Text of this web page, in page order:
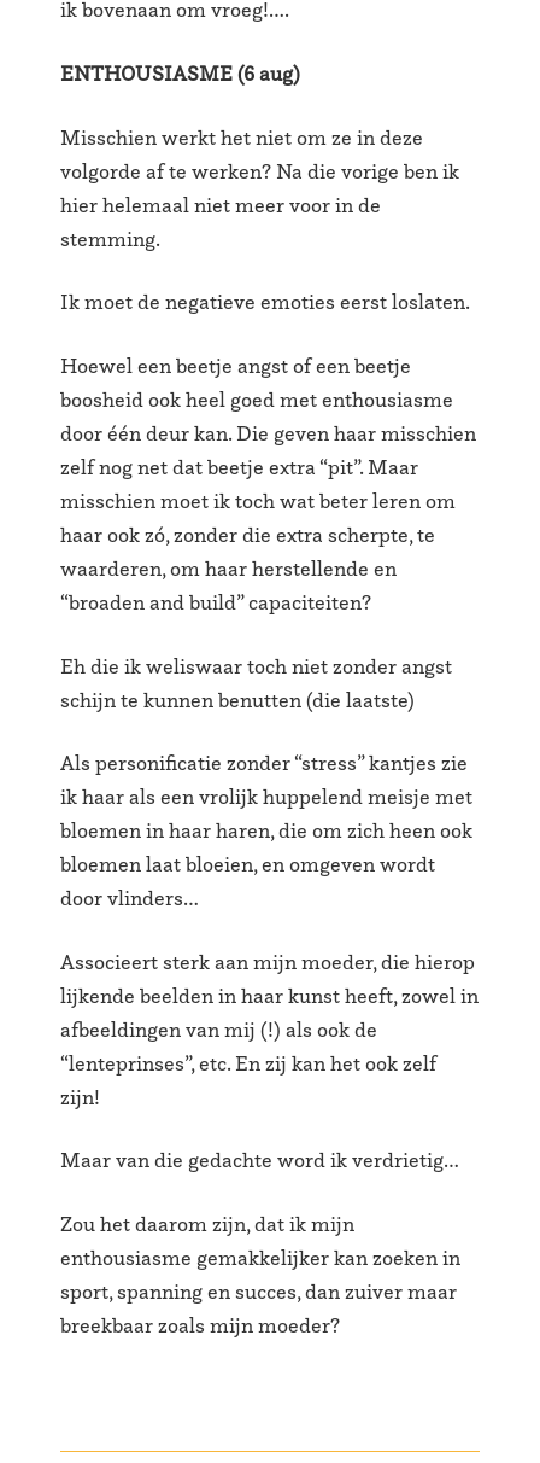
ik bovenaan om vroeg!….
ENTHOUSIASME (6 aug)
Misschien werkt het niet om ze in deze
volgorde af te werken? Na die vorige ben ik
hier helemaal niet meer voor in de
stemming.
Ik moet de negatieve emoties eerst loslaten.
Hoewel een beetje angst of een beetje
boosheid ook heel goed met enthousiasme
door één deur kan. Die geven haar misschien
zelf nog net dat beetje extra “pit”. Maar
misschien moet ik toch wat beter leren om
haar ook zó, zonder die extra scherpte, te
waarderen, om haar herstellende en
“broaden and build” capaciteiten?
Eh die ik weliswaar toch niet zonder angst
schijn te kunnen benutten (die laatste)
Als personificatie zonder “stress” kantjes zie
ik haar als een vrolijk huppelend meisje met
bloemen in haar haren, die om zich heen ook
bloemen laat bloeien, en omgeven wordt
door vlinders…
Associeert sterk aan mijn moeder, die hierop
lijkende beelden in haar kunst heeft, zowel in
afbeeldingen van mij (!) als ook de
“lenteprinses”, etc. En zij kan het ook zelf
zijn!
Maar van die gedachte word ik verdrietig…
Zou het daarom zijn, dat ik mijn
enthousiasme gemakkelijker kan zoeken in
sport, spanning en succes, dan zuiver maar
breekbaar zoals mijn moeder?